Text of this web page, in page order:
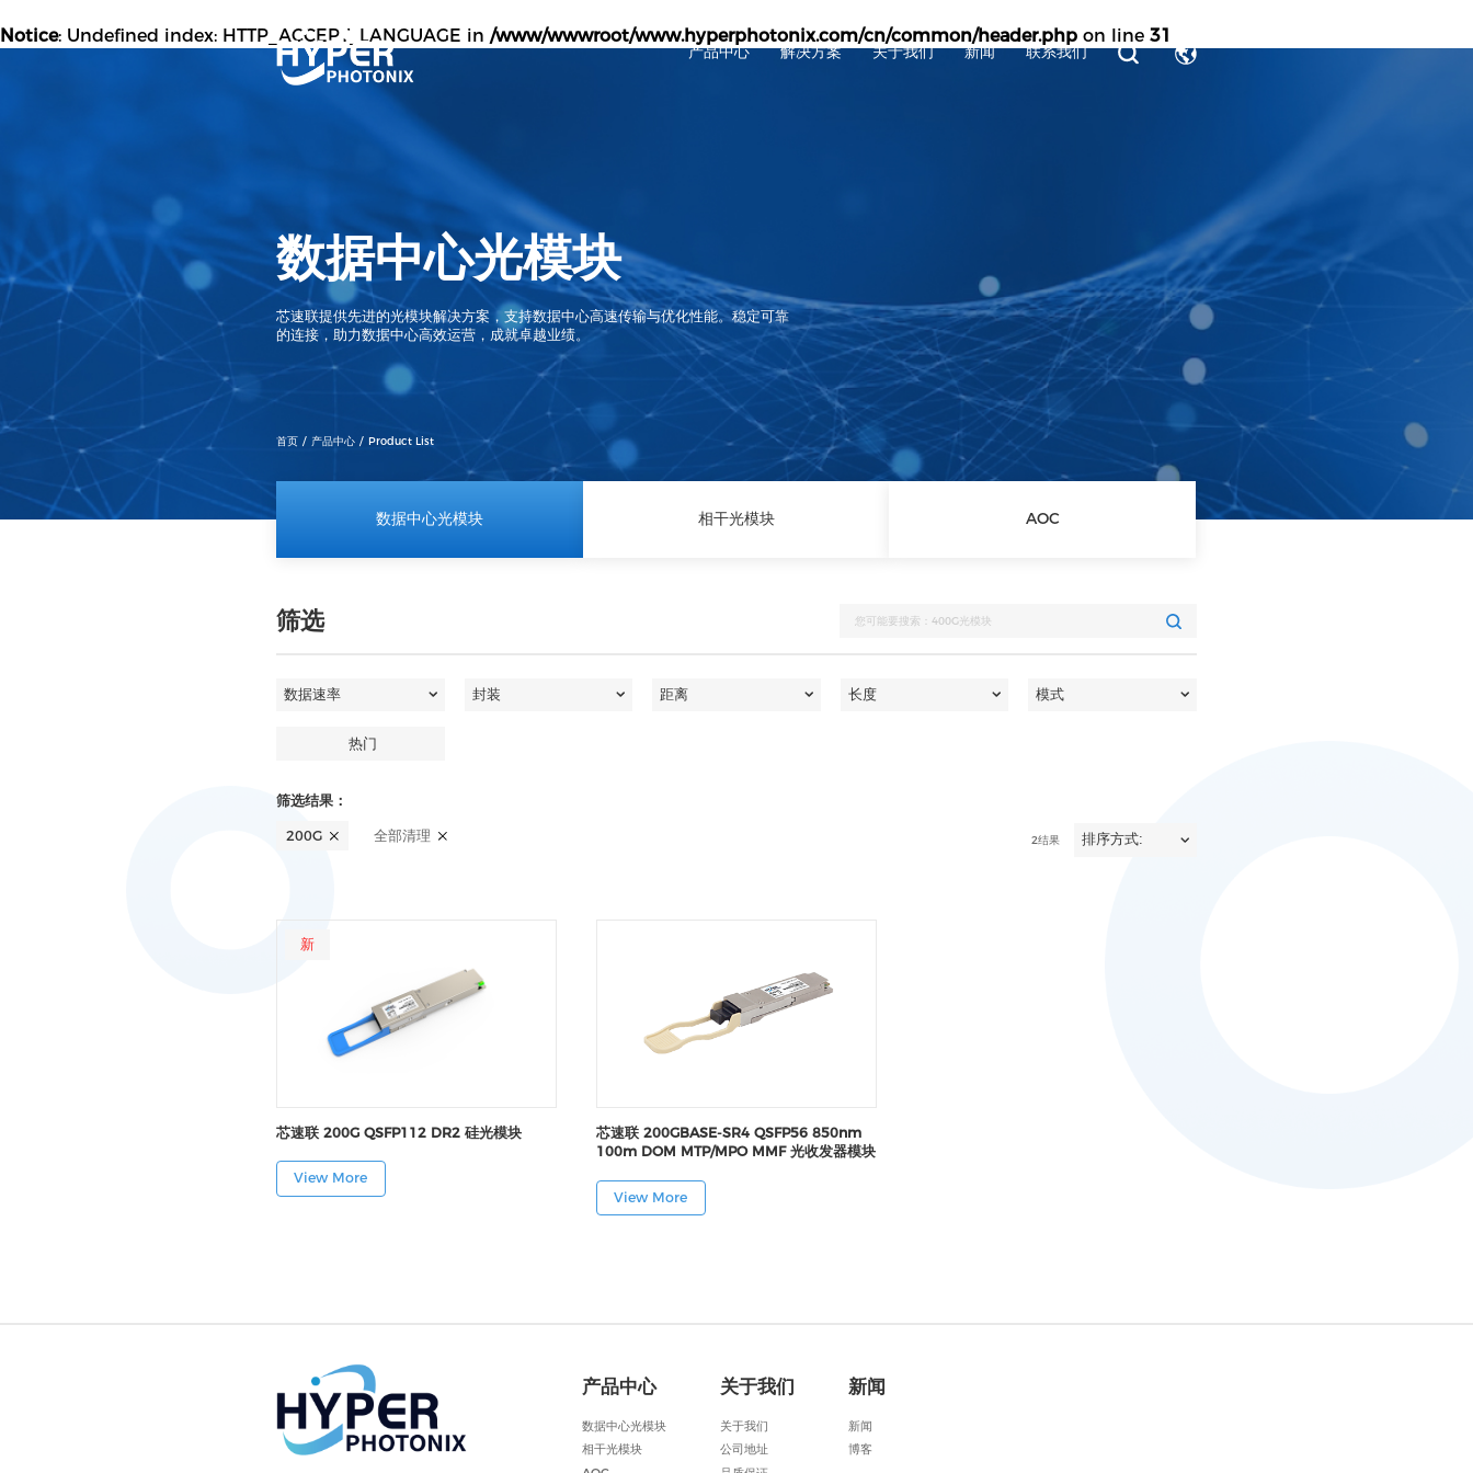
Notice: Undefined index: HTTP_ACCEPT_LANGUAGE in /www/wwwroot/www.hyperphotonix.com/cn/common/header.php on line 31
产品中心
200G
100G
解决方案 关于我们 新闻 联系我们
数据中心光模块
芯速联提供先进的光模块解决方案，支持数据中心高速传输与优化性能。稳定可靠
的连接，助力数据中心高效运营，成就卓越业绩。
首页 产品中心 Product List
数据中心光模块 相干光模块 AOC
筛选
热门
筛选结果：
200G 全部清理 2结果
新
芯速联 200G QSFP112 DR2 硅光模块
View More
芯速联 200GBASE-SR4 QSFP56 850nm
100m DOM MTP/MPO MMF 光收发器模块
View More
产品中心
数据中心光模块
相干光模块
关于我们
关于我们
公司地址
新闻
新闻
博客